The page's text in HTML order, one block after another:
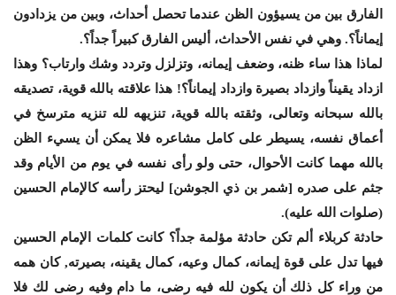
الفارق بين من يسيؤون الظن عندما تحصل أحداث، وبين من يزدادون
إيماناً؟. وهي في نفس الأحداث، أليس الفارق كبيراً جداً؟.
لماذا هذا ساء ظنه، وضعف إيمانه، وتزلزل وتردد وشك وارتاب؟ وهذا
ازداد يقيناً وازداد بصيرة وازداد إيماناً؟! هذا علاقته بالله قوية، تصديقه
بالله سبحانه وتعالى، وثقته بالله قوية، تنزيهه لله تنزيه مترسخ في
أعماق نفسه، يسيطر على كامل مشاعره فلا يمكن أن يسيء الظن
بالله مهما كانت الأحوال، حتى ولو رأى نفسه في يوم من الأيام وقد
جثم على صدره [شمر بن ذي الجوشن] ليحتز رأسه كالإمام الحسين
(صلوات الله عليه).
حادثة كربلاء ألم تكن حادثة مؤلمة جداً؟ كانت كلمات الإمام الحسين
فيها تدل على قوة إيمانه، كمال وعيه، كمال يقينه، بصيرته, كان همه
من وراء كل ذلك أن يكون لله فيه رضى، ما دام وفيه رضى لك فلا